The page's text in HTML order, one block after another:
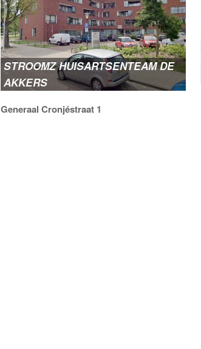
STROOMZ HUISARTSENTEAM DE
AKKERS
Generaal Cronjéstraat 1